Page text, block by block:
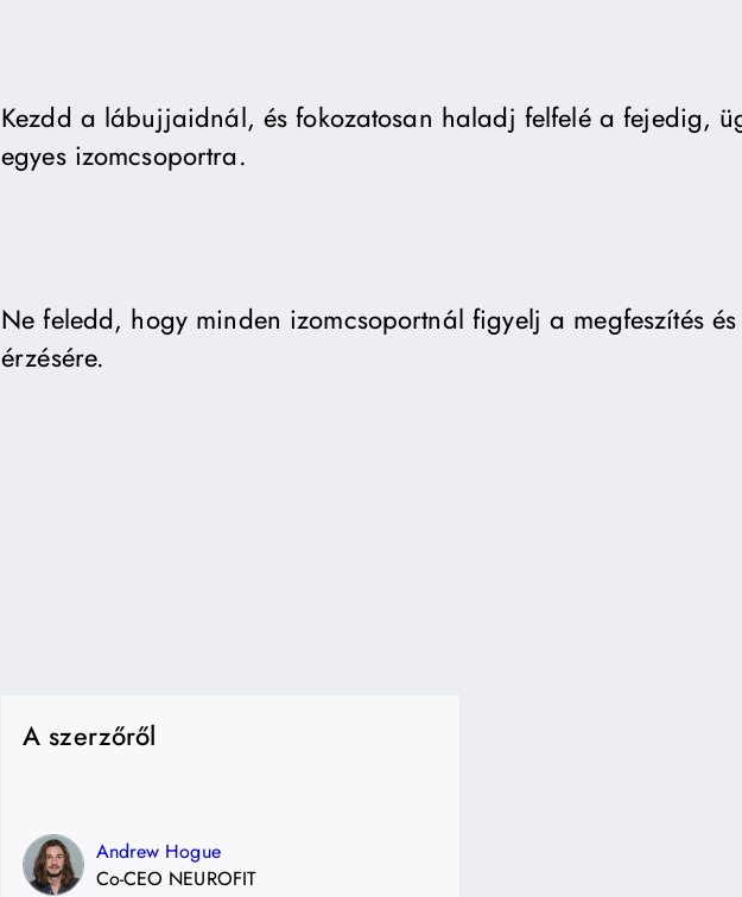
Kezdd a lábujjaidnál, és fokozatosan haladj felfelé a fejedig,
egyes izomcsoportra.
Ne feledd, hogy minden izomcsoportnál figyelj a megfeszítés
érzésére.
A szerzőről
Andrew Hogue
Co-CEO NEUROFIT